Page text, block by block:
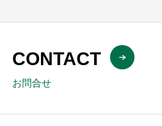
CONTACT
お問合せ